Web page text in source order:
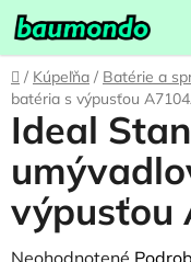
Prejsť
na
obsah
Domov
/ Kúpeľňa / Batérie a
batéria s výpusťou
Ideal
výpusťou
Priemerné
Neohodnotené